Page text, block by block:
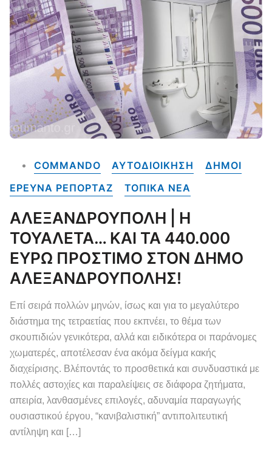
COMMANDO ΑΥΤΟΔΙΟΙΚΗΣΗ
ΔΗΜΟΙ
ΕΡΕΥΝΑ ΡΕΠΟΡΤΑΖ
ΤΟΠΙΚΑ NEA
ΑΛΕΞΑΝΔΡΟΥΠΟΛΗ | Η
ΤΟΥΑΛΕΤΑ… ΚΑΙ ΤΑ 440.000
ΕΥΡΩ ΠΡΟΣΤΙΜΟ ΣΤΟΝ ΔΗΜΟ
ΑΛΕΞΑΝΔΡΟΥΠΟΛΗΣ!
Επί σειρά πολλών μηνών, ίσως και για το μεγαλύτερο
διάστημα της τετραετίας που εκπνέει, το θέμα των
σκουπιδιών γενικότερα, αλλά και ειδικότερα οι παράνομες
χωματερές, αποτέλεσαν ένα ακόμα δείγμα κακής
διαχείρισης. Βλέποντάς το προσθετικά και συνδυαστικά με
πολλές αστοχίες και παραλείψεις σε διάφορα ζητήματα,
απειρία, λανθασμένες επιλογές, αδυναμία παραγωγής
ουσιαστικού έργου, “κανιβαλιστική” αντιπολιτευτική
αντίληψη και […]